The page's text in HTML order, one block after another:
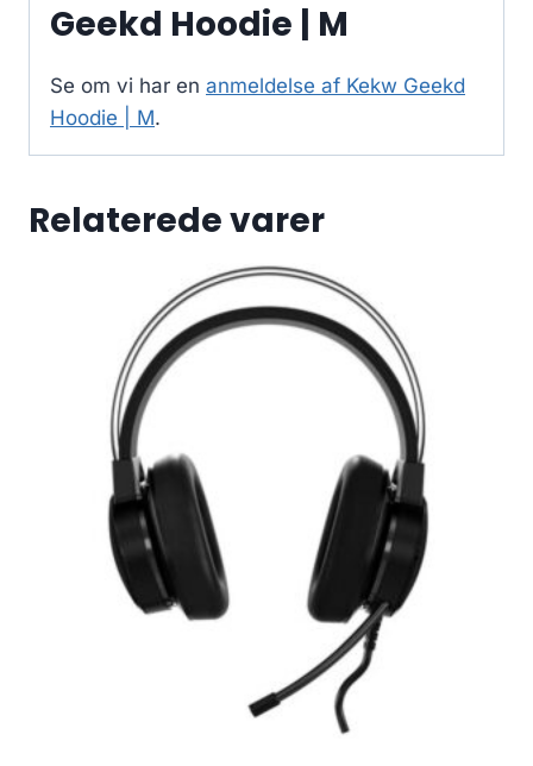
Geekd Hoodie | M
Se om vi har en anmeldelse af Kekw Geekd
Hoodie | M.
Relaterede varer